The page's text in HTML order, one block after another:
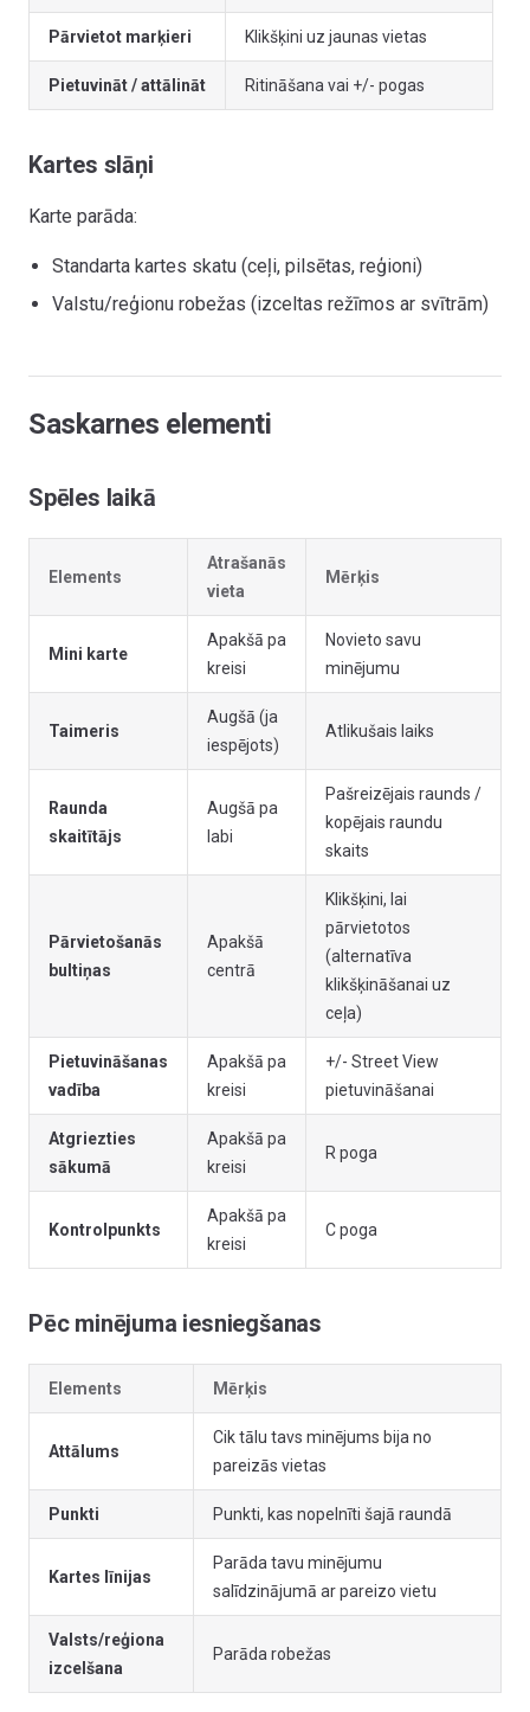
Pārvietot marķieri Klikšķini uz jaunas vietas
Pietuvināt / attālināt Ritināšana vai +/- pogas
Kartes slāņi
Karte parāda:
Standarta kartes skatu (ceļi, pilsētas, reģioni)
Valstu/reģionu robežas (izceltas režīmos ar svītrām)
Saskarnes elementi
Spēles laikā
Elements
Atrašanās
vieta
Mērķis
Mini karte
Apakšā pa
kreisi
Novieto savu
minējumu
Taimeris
Augšā (ja
iespējots)
Atlikušais laiks
Raunda
skaitītājs
Augšā pa
labi
Pašreizējais raunds /
kopējais raundu
skaits
Pārvietošanās
bultiņas
Apakšā
centrā
Klikšķini, lai
pārvietotos
(alternatīva
klikšķināšanai uz
ceļa)
Pietuvināšanas
vadība
Apakšā pa
kreisi
+/- Street View
pietuvināšanai
Atgriezties
sākumā
Apakšā pa
kreisi
R poga
Kontrolpunkts
Apakšā pa
kreisi
C poga
Pēc minējuma iesniegšanas
Elements Mērķis
Attālums
Cik tālu tavs minējums bija no
pareizās vietas
Punkti Punkti, kas nopelnīti šajā raundā
Kartes līnijas
Parāda tavu minējumu
salīdzinājumā ar pareizo vietu
Valsts/reģiona
izcelšana
Parāda robežas